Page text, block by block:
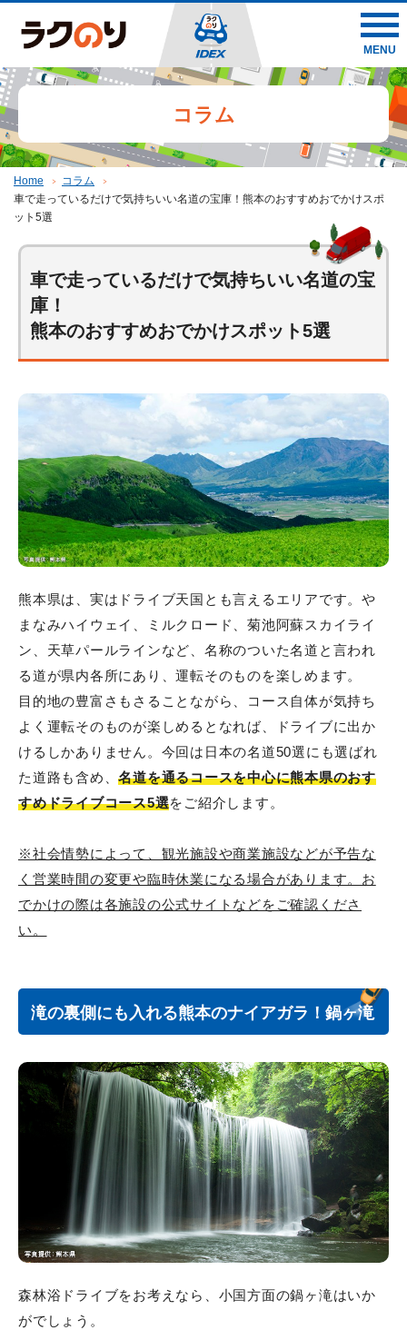
MENU
コラム
Home
コラム
車で走っているだけで気持ちいい名道の宝庫！熊本のおすすめおでかけスポ
ット5選
車で走っているだけで気持ちいい名道の宝
庫！
熊本のおすすめおでかけスポット5選
熊本県は、実はドライブ天国とも言えるエリアです。や
まなみハイウェイ、ミルクロード、菊池阿蘇スカイライ
ン、天草パールラインなど、名称のついた名道と言われ
る道が県内各所にあり、運転そのものを楽しめます。
目的地の豊富さもさることながら、コース自体が気持ち
よく運転そのものが楽しめるとなれば、ドライブに出か
けるしかありません。今回は日本の名道50選にも選ばれ
た道路も含め、名道を通るコースを中心に熊本県のおす
すめドライブコース5選をご紹介します。
※社会情勢によって、観光施設や商業施設などが予告な
く営業時間の変更や臨時休業になる場合があります。お
でかけの際は各施設の公式サイトなどをご確認くださ
い。
滝の裏側にも入れる熊本のナイアガラ！鍋ヶ滝
森林浴ドライブをお考えなら、小国方面の鍋ヶ滝はいか
がでしょう。